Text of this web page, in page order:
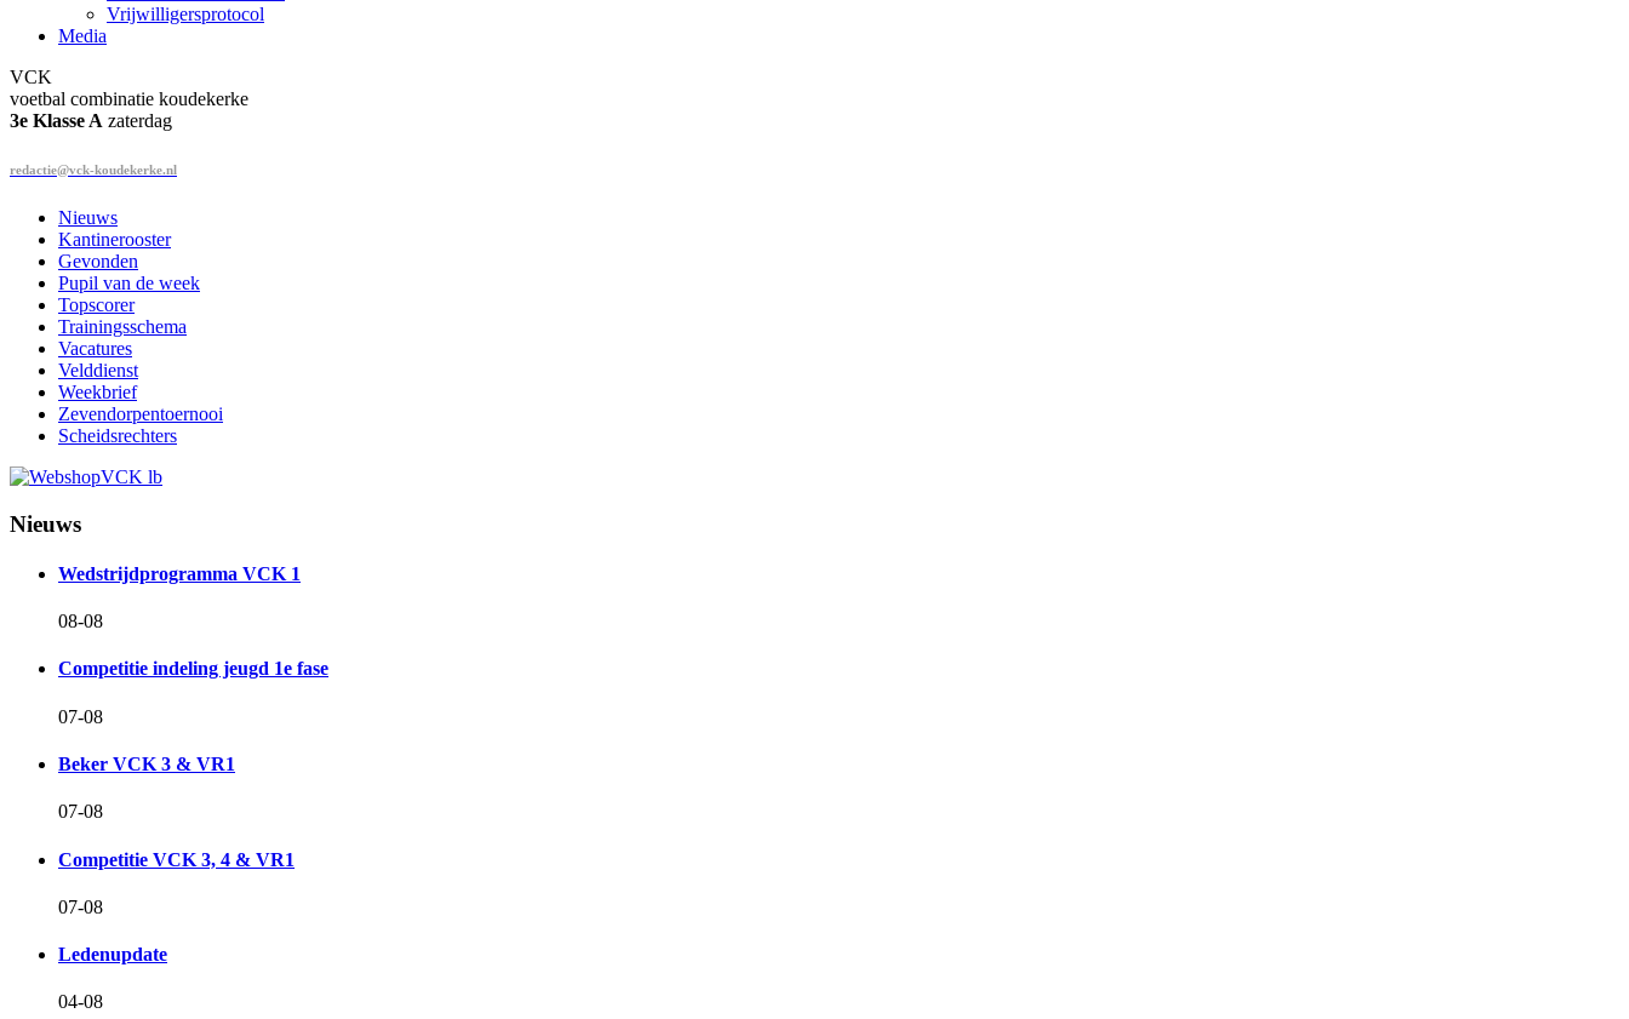
Vrijwilligersprotocol
Media
VCK
voetbal combinatie koudekerke
3e Klasse A zaterdag
redactie@vck-koudekerke.nl
Nieuws
Kantinerooster
Gevonden
Pupil van de week
Topscorer
Trainingsschema
Vacatures
Velddienst
Weekbrief
Zevendorpentoernooi
Scheidsrechters
Nieuws
Wedstrijdprogramma VCK 1
08-08
Competitie indeling jeugd 1e fase
07-08
Beker VCK 3 & VR1
07-08
Competitie VCK 3, 4 & VR1
07-08
Ledenupdate
04-08